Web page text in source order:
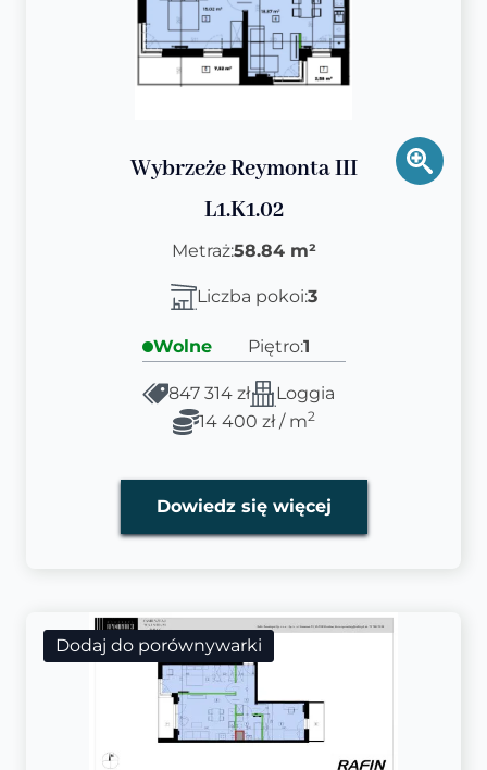
Wybrzeże Reymonta III
L1.K1.02
Metraż:58.84 m²
Liczba pokoi:3
Wolne Piętro:1
847 314 zł
Loggia
14 400 zł / m2
Dowiedz się więcej
Dodaj do porównywarki